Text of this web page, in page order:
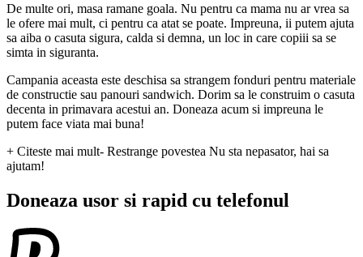
De multe ori, masa ramane goala. Nu pentru ca mama nu ar vrea sa
le ofere mai mult, ci pentru ca atat se poate. Impreuna, ii putem ajuta
sa aiba o casuta sigura, calda si demna, un loc in care copiii sa se
simta in siguranta.
Campania aceasta este deschisa sa strangem fonduri pentru materiale
de constructie sau panouri sandwich. Dorim sa le construim o casuta
decenta in primavara acestui an. Doneaza acum si impreuna le
putem face viata mai buna!
+ Citeste mai mult- Restrange povestea Nu sta nepasator, hai sa
ajutam!
Doneaza usor si rapid cu telefonul